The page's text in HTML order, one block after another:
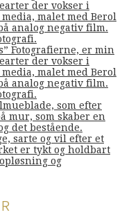
der vokser i
malet med Berol
analog negativ film.
Fotografierne, er min
der vokser i
malet med Berol
analog negativ film.
som efter
mur, som skaber en
det bestående.
sarte og vil efter et
er tykt og holdbart
og